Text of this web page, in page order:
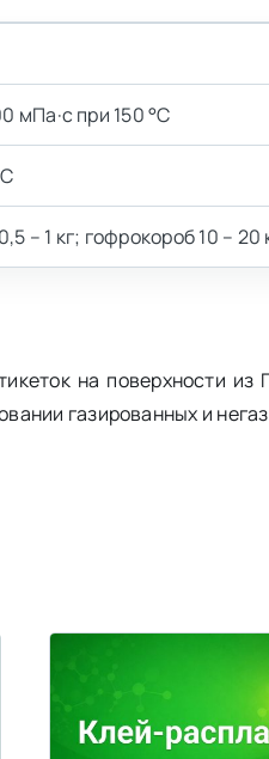
мПа·с при 150 °C
– 1 кг; гофрокороб 10 – 20
на поверхности
газированных и